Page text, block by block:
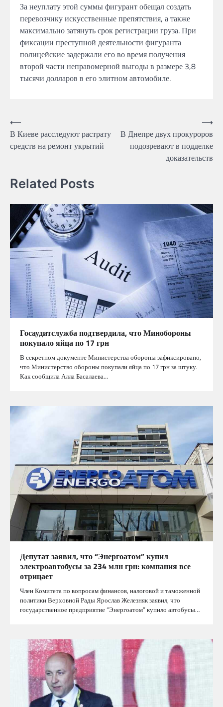
За неуплату этой суммы фигурант обещал создать
перевозчику искусственныепрепятствия, а также
максимально затянутьсрок регистрации груза.При
фиксации преступной деятельности фигуранта
полицейскиезадержали его во время получения
второй части неправомерной выгоды в размере 3,8
тысячи долларов в его элитном автомобиле.
Навігація
записів
⟵
В Киеве расследуют растрату
средств на ремонт укрытий
В Днепре двух прокуроров
подозревают в подделке
доказательств
⟶
Related Posts
Госаудитслужба подтвердила, что Минобороны
покупало яйца по 17 грн
В секретном документе Министерства обороны зафиксировано,
что Министерство обороны покупали яйца по 17 грн за штуку.
Как сообщила Алла Басалаева…
Депутат заявил, что “Энергоатом” купил
электроавтобусы за 234 млн грн: компания все
отрицает
Член Комитета по вопросам финансов, налоговой и таможенной
политики Верховной Рады Ярослав Железняк заявил, что
государственное предприятие “Энергоатом” купило автобусы…